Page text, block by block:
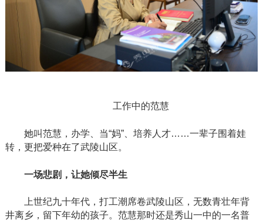
工作中的范慧
她叫范慧，办学、当“妈”、培养人才……一辈子围着娃
转，更把爱种在了武陵山区。
一场悲剧，让她倾尽半生
上世纪九十年代，打工潮席卷武陵山区，无数青壮年背
井离乡，留下年幼的孩子。范慧那时还是秀山一中的一名普